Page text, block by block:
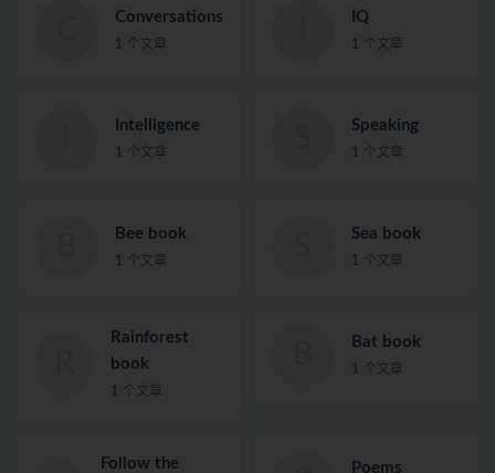
Conversations
1 个文章
IQ
1 个文章
Intelligence
1 个文章
Speaking
1 个文章
Bee book
1 个文章
Sea book
1 个文章
Rainforest
book
1 个文章
Bat book
1 个文章
Follow the Poems